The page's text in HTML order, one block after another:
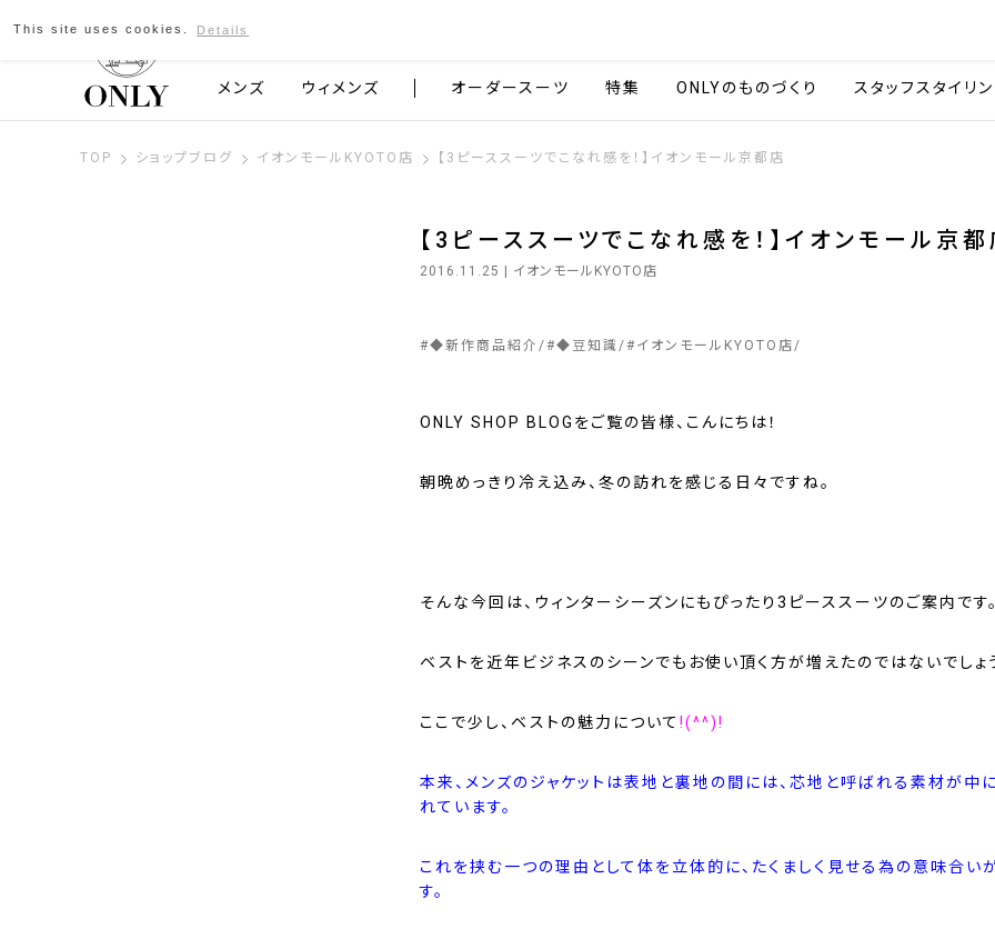
京都発のスーツブランド ONLY
メンズ ウィメンズ オーダースーツ 特集 ONLYのものづくり スタッフスタイリ
TOP ショップブログ イオンモールKYOTO店 【3ピーススーツでこなれ感を！】イオンモール京都店
【3ピーススーツでこなれ感を！】イオンモール京
2016.11.25 | イオンモールKYOTO店
#◆新作商品紹介 #◆豆知識 #イオンモールKYOTO店
ONLY SHOP BLOGをご覧の皆様、こんにちは！
朝晩めっきり冷え込み、冬の訪れを感じる日々ですね。
そんな今回は、ウィンターシーズンにもぴったり3ピーススーツのご案内です
ベストを近年ビジネスのシーンでもお使い頂く方が増えたのではないでしょ
ここで少し、 ベストの魅力について !(^^)!
本来、メンズのジャケットは表地と裏地の間には、芯地と呼ばれる素材が中
れています。
これを挟む一つの理由として体を立体的に、たくましく見せる為の意味合い
す。
This site uses cookies. Details